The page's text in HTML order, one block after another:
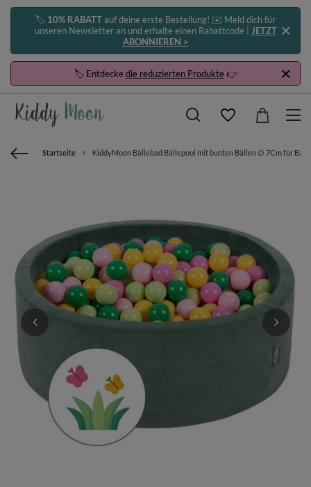
🏷️ 10% RABATTauf deine erste Bestellung! ✉️ Meld dich für
unseren Newsletter an und erhalte einen Rabattcode | JETZT
ABONNIEREN >
🏷️ Entdeckedie reduzierten Produkte👉
Startseite KiddyMoon Bällebad Bällepool mit bunten Bällen ∅ 7Cm für